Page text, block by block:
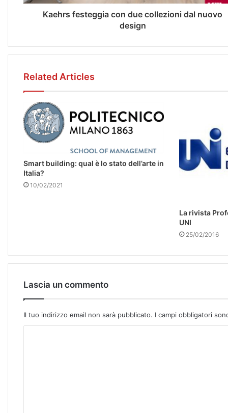
Kaehrs festeggia con due collezioni dal nuovo
design
Related Articles
Smart building: qual è lo stato dell’arte in
Italia?
10/02/2021
La rivista
UNI
25/02/2016
Lascia un commento
Il tuo indirizzo email non sarà pubblicato. I campi obbligatori